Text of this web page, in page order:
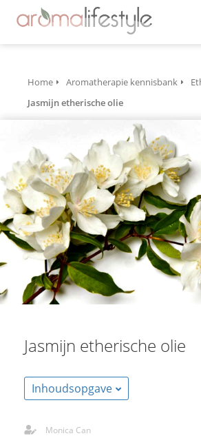
Home Aromatherapie kennisbank
Jasmijn etherische olie
Jasmijn etherische olie
Inhoudsopgave
Monica Can